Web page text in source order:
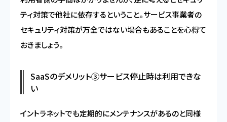
ティ対策で他社に依存するということ。サービス事業者の
セキュリティ対策が万全ではない場合もあることを心得て
おきましょう。
SaaSのデメリット③サービス停止時は利用できな
い
イントラネットでも定期的にメンテナンスがあるのと同様